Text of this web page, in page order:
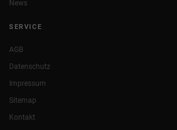
News
SERVICE
AGB
Datenschutz
Impressum
Sitemap
Kontakt